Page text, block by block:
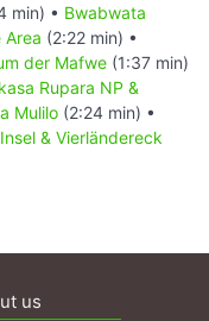
min) • Bwabwata
Area (2:22 min) •
der Mafwe (1:37 min)
Rupara NP &
Mulilo (2:24 min) •
& Vierländereck
us